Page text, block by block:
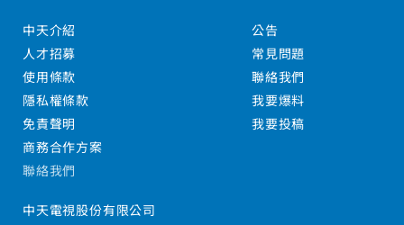
中天介紹
人才招募
使用條款
隱私權條款
免責聲明
商務合作方案
公告
常見問題
聯絡我們
我要爆料
我要投稿
聯絡我們
中天電視股份有限公司